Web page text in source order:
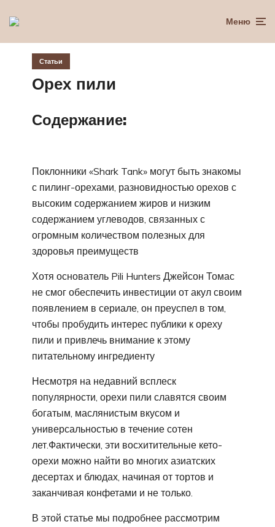
Меню
Статьи
Орех пили
Содержание:
Поклонники «Shark Tank» могут быть знакомы
с пилинг-орехами, разновидностью орехов с
высоким содержанием жиров и низким
содержанием углеводов, связанных с
огромным количеством полезных для
здоровья преимуществ
Хотя основатель Pili Hunters Джейсон Томас
не смог обеспечить инвестиции от акул своим
появлением в сериале, он преуспел в том,
чтобы пробудить интерес публики к ореху
пили и привлечь внимание к этому
питательному ингредиенту
Несмотря на недавний всплеск
популярности, орехи пили славятся своим
богатым, маслянистым вкусом и
универсальностью в течение сотен
лет.Фактически, эти восхитительные кето-
орехи можно найти во многих азиатских
десертах и ​​блюдах, начиная от тортов и
заканчивая конфетами и не только.
В этой статье мы подробнее рассмотрим